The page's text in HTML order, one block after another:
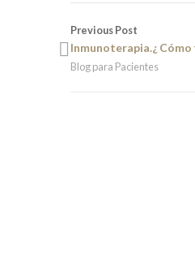
Previous Post
Inmunoterapia.¿
Blog para Pacientes